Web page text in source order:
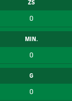
ZS
0
MIN.
0
G
0